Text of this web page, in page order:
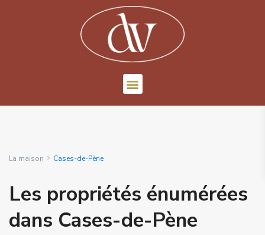
La maison Cases-de-Pène
Les propriétés énumérées
dans Cases-de-Pène